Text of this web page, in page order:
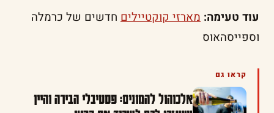
עוד טעימה: מארזי קוקטיילים חדשים של כרמלה
וספייסהאוס
קראו גם
אלכוהול להמונים: פסטיבלי הבירה והיין